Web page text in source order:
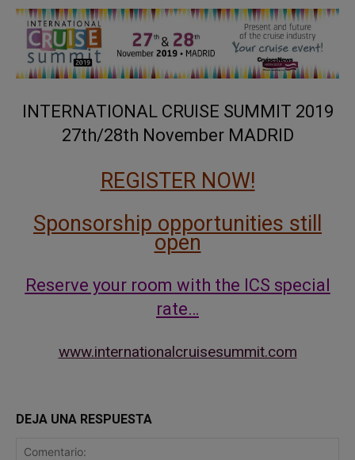
INTERNATIONAL CRUISE SUMMIT 2019
27th/28th November MADRID
REGISTER NOW!
Sponsorship opportunities still
open
Reserve your room with the ICS special
rate…
www.internationalcruisesummit.com
DEJA UNA RESPUESTA